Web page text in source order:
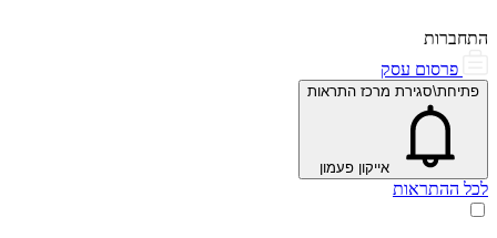
התחברות
פרסום עסק
פתיחת\סגירת מרכז התראות
אייקון פעמון
לכל ההתראות